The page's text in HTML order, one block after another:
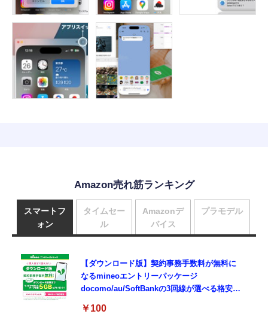
Amazon売れ筋ランキング
スマートフ
ォン
【ダウンロード版】契約事務手数料が無料に
なるmineoエントリーパッケージ
docomo/au/SoftBankの3回線が選べる格安
￥100
タイムセー
ル
Amazonデ
バイス
プラモデル